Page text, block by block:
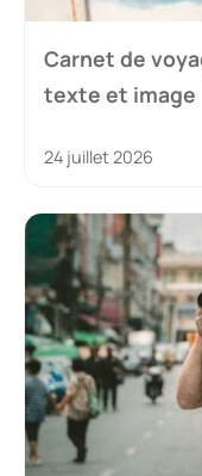
Carnet de
texte et image
24 juillet 2026